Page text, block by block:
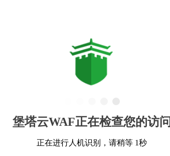
堡塔云WAF正在检查您的访问
正在进行人机识别，请稍等 1秒